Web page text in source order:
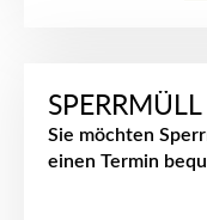
SPERRMÜLL
Sie möchten
einen Termin